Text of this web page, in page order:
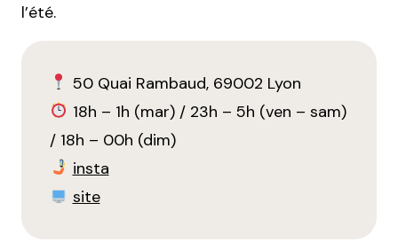
l’été.
50 Quai Rambaud, 69002 Lyon
18h – 1h (mar) / 23h – 5h (ven – sam)
/ 18h – 00h (dim)
insta
site